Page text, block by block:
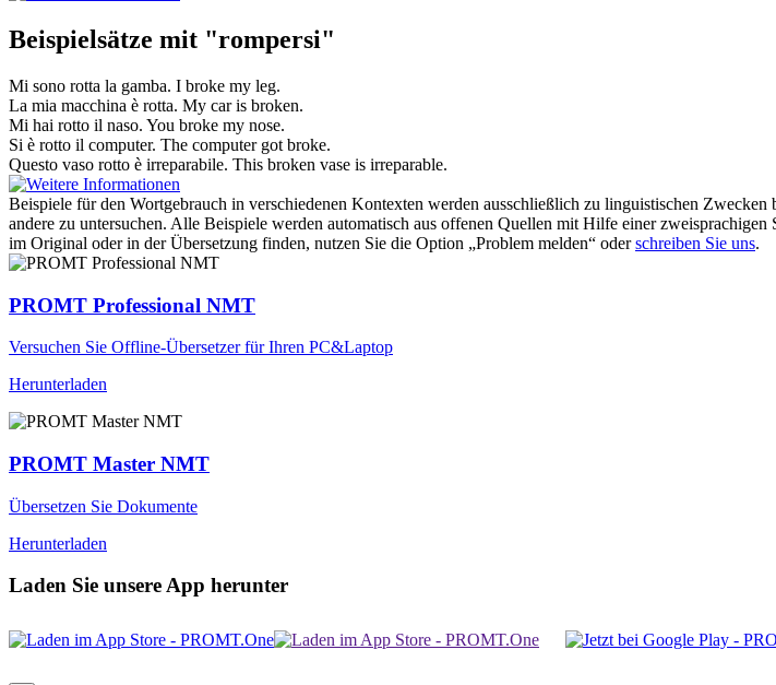
Beispielsätze mit "rompersi"
Mi sono rotta la gamba. I broke my leg.
La mia macchina è rotta. My car is broken.
Mi hai rotto il naso. You broke my nose.
Si è rotto il computer. The computer got broke.
Questo vaso rotto è irreparabile. This broken vase is irreparable.
Beispiele für den Wortgebrauch in verschiedenen Kontexten werden ausschließlich zu linguistischen
andere zu untersuchen. Alle Beispiele werden automatisch aus offenen Quellen mit Hilfe einer
im Original oder in der Übersetzung finden, nutzen Sie die Option „Problem melden“ oderschreiben Sie uns.
PROMT Professional NMT
Versuchen Sie Offline-Übersetzer für Ihren PC&Laptop
Herunterladen
PROMT Master NMT
Übersetzen Sie Dokumente
Herunterladen
Laden Sie unsere App herunter